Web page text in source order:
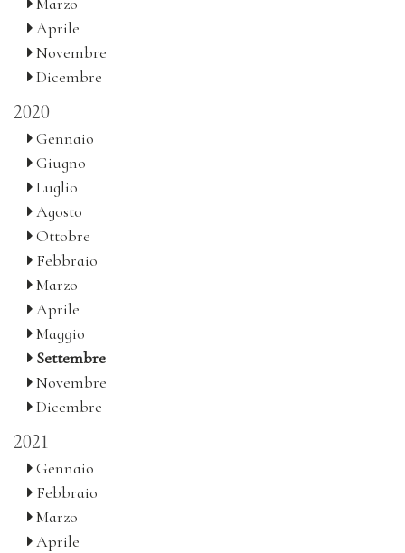
Aprile
Novembre
Dicembre
2020
Gennaio
Giugno
Luglio
Agosto
Ottobre
Febbraio
Marzo
Aprile
Maggio
Settembre
Novembre
Dicembre
2021
Gennaio
Febbraio
Marzo
Aprile